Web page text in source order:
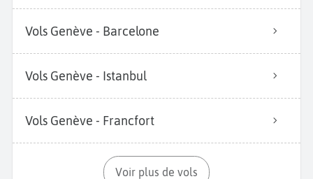
Vols Genève - Barcelone
Vols Genève - Istanbul
Vols Genève - Francfort
Voir plus de vols